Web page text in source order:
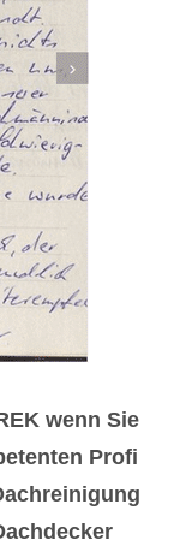
wenn Sie
Profi